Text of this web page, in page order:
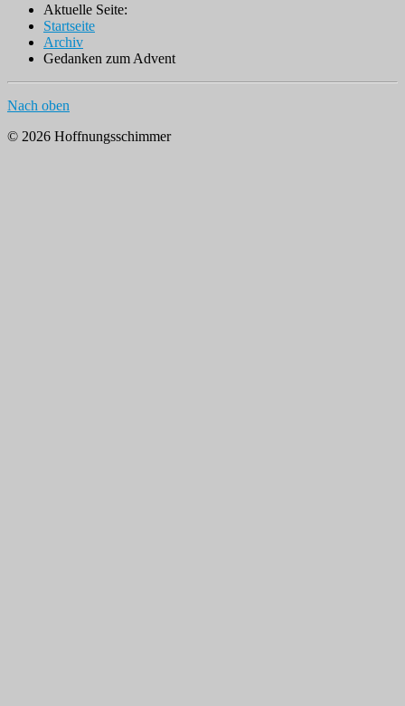
Aktuelle Seite:
Startseite
Archiv
Gedanken zum Advent
Nach oben
© 2026 Hoffnungsschimmer